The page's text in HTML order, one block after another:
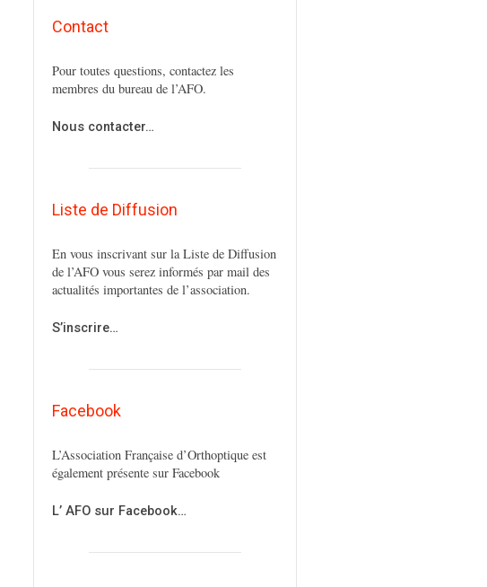
Contact
Pour toutes questions, contactez les
membres du bureau de l’AFO.
Nous contacter…
Liste de Diffusion
En vous inscrivant sur la Liste de Diffusion
de l’AFO vous serez informés par mail des
actualités importantes de l’association.
S’inscrire…
Facebook
L’Association Française d’Orthoptique est
également présente sur Facebook
L’ AFO sur Facebook…